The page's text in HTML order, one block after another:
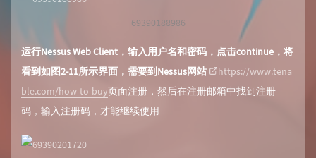
69390188986
运行Nessus Web Client，输入用户名和密码，点击continue，将
看到如图2-11所示界面，需要到Nessus网站
https://www.tena
ble.com/how-to-buy页面注册，然后在注册邮箱中找到注册
码，输入注册码，才能继续使用